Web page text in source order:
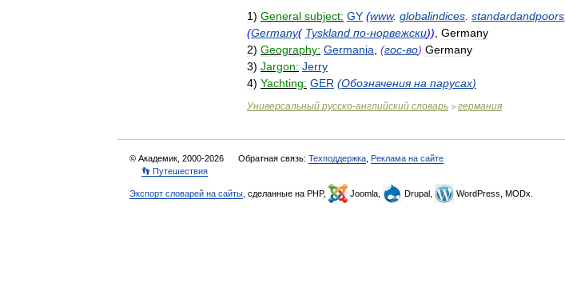
1) General subject: GY (www. globalindices standardandpoors
(Germany( Tyskland по-норвежски)) Germany
2) Geography: Germania (гос-во) Germany
3) Jargon: Jerry
4) Yachting: GER (Обозначения на парусах)
Универсальный русско-английский словарь > германия
© Академик, 2000-2026 Обратная связь: Техподдержка Реклама на сайте
👣 Путешествия
Экспорт словарей на сайты , сделанные на PHP, Joomla, Drupal, WordPress, MODx.